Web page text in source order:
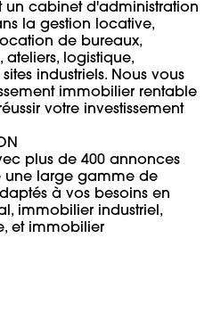
un cabinet d'administration
la gestion locative,
de bureaux,
ateliers, logistique,
industriels. Nous vous
immobilier rentable
votre investissement
avec plus de 400 annonces
une large gamme de
à vos besoins en
immobilier industriel,
et immobilier